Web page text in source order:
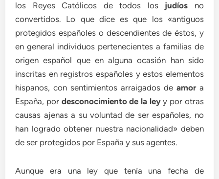
los Reyes Católicos de todos los judíos no
convertidos. Lo que dice es que los «antiguos
protegidos españoles o descendientes de éstos, y
en general individuos pertenecientes a familias de
origen español que en alguna ocasión han sido
inscritas en registros españoles y estos elementos
hispanos, con sentimientos arraigados de amora
España, por desconocimiento de la leyy por otras
causas ajenas a su voluntad de ser españoles, no
han logrado obtener nuestra nacionalidad» deben
de ser protegidos por España y sus agentes.
Aunque era una ley que tenía una fecha de